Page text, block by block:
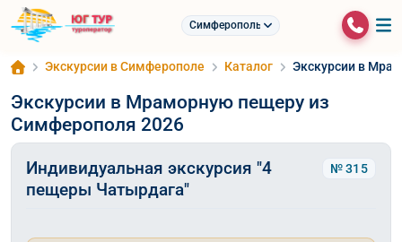
Симферополь
Экскурсии в Симферополе Каталог Экскурсии в
Экскурсии в Мраморную пещеру из
Симферополя 2026
Индивидуальная экскурсия "4
пещеры Чатырдага"
№ 315